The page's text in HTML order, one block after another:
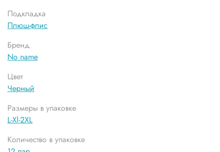
Подкладка
Плюш-флис
Бренд
No name
Цвет
Черный
Размеры в упаковке
L-Xl-2XL
Количество в упаковке